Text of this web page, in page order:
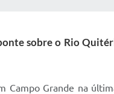
sobre o Rio
Campo Grande na